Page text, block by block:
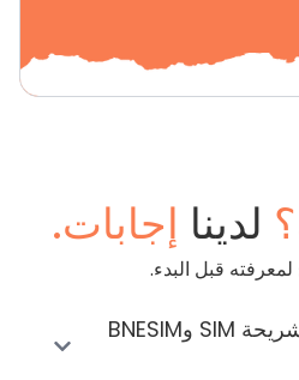
لدينا إجابات.
قبل البدء.
هل يمكنني استخدام شريحة SIM وBNESIM